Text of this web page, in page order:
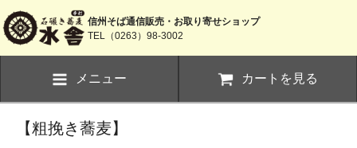
信州そば通信販売・お取り寄せショップ
TEL（0263）98-3002
メニュー カートを見る
【粗挽き蕎麦】